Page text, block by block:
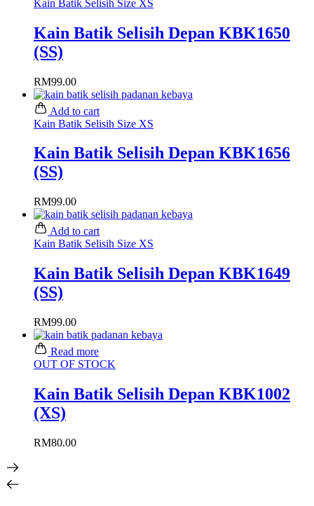
Kain Batik Selisih Size XS
Kain Batik Selisih Depan KBK1650
(SS)
RM99.00
Add to cart
Kain Batik Selisih Size XS
Kain Batik Selisih Depan KBK1656
(SS)
RM99.00
Add to cart
Kain Batik Selisih Size XS
Kain Batik Selisih Depan KBK1649
(SS)
RM99.00
Read more
OUT OF STOCK
Kain Batik Selisih Depan KBK1002
(XS)
RM80.00